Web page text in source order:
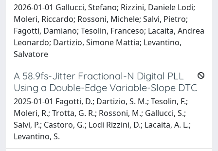
2026-01-01 Gallucci, Stefano; Rizzini, Daniele Lodi;
Moleri, Riccardo; Rossoni, Michele; Salvi, Pietro;
Fagotti, Damiano; Tesolin, Franceso; Lacaita, Andrea
Leonardo; Dartizio, Simone Mattia; Levantino,
Salvatore
A 58.9fs-Jitter Fractional-N Digital PLL
Using a Double-Edge Variable-Slope DTC
2025-01-01 Fagotti, D.; Dartizio, S. M.; Tesolin, F.;
Moleri, R.; Trotta, G. R.; Rossoni, M.; Gallucci, S.;
Salvi, P.; Castoro, G.; Lodi Rizzini, D.; Lacaita, A. L.;
Levantino, S.